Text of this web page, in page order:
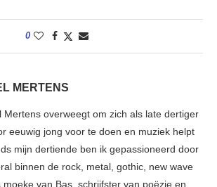
0
MERTENS
Mertens overweegt om zich als late dertiger
eeuwig jong voor te doen en muziek helpt
mijn dertiende ben ik gepassioneerd door
binnen de rock, metal, gothic, new wave
moeke van Bas, schrijfster van poëzie en